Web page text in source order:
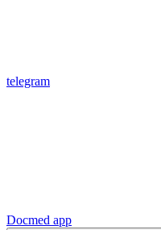
telegram
Docmed app